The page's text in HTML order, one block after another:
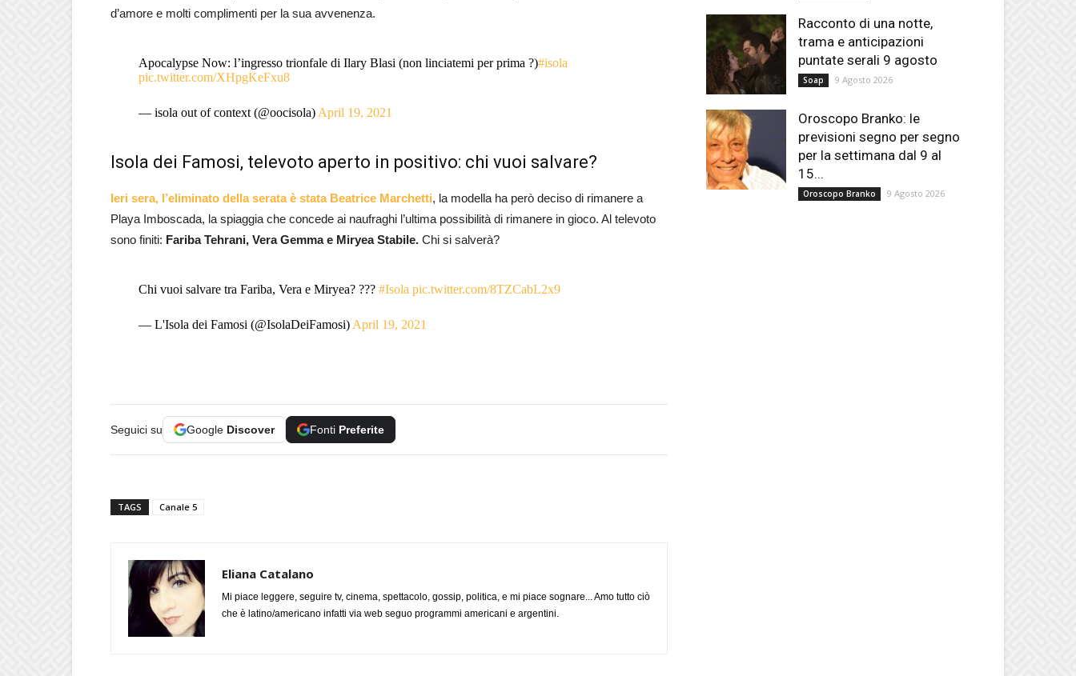
d’amore e molti complimenti per la sua avvenenza.
Apocalypse Now: l’ingresso trionfale di Ilary Blasi (non linciatemi per prima ?)#isola
pic.twitter.com/XHpgKeFxu8
— isola out of context (@oocisola) April 19, 2021
Isola dei Famosi, televoto aperto in positivo: chi vuoi salvare?
Ieri sera, l’eliminato della serata è stata Beatrice Marchetti, la modella ha però deciso di rimanere a
Playa Imboscada, la spiaggia che concede ai naufraghi l’ultima possibilità di rimanere in gioco. Al televoto
sono finiti: Fariba Tehrani, Vera Gemma e Miryea Stabile. Chi si salverà?
Chi vuoi salvare tra Fariba, Vera e Miryea? ??? #Isola pic.twitter.com/8TZCabL2x9
— L'Isola dei Famosi (@IsolaDeiFamosi) April 19, 2021
Seguici su Google Discover Fonti Preferite
TAGS Canale 5
Eliana Catalano
Mi piace leggere, seguire tv, cinema, spettacolo, gossip, politica, e mi piace sognare... Amo tutto ciò
che è latino/americano infatti via web seguo programmi americani e argentini.
Racconto di una notte,
trama e anticipazioni
puntate serali 9 agosto
Soap 9 Agosto 2026
Oroscopo Branko: le
previsioni segno per segno
per la settimana dal 9 al
15...
Oroscopo Branko 9 Agosto 2026